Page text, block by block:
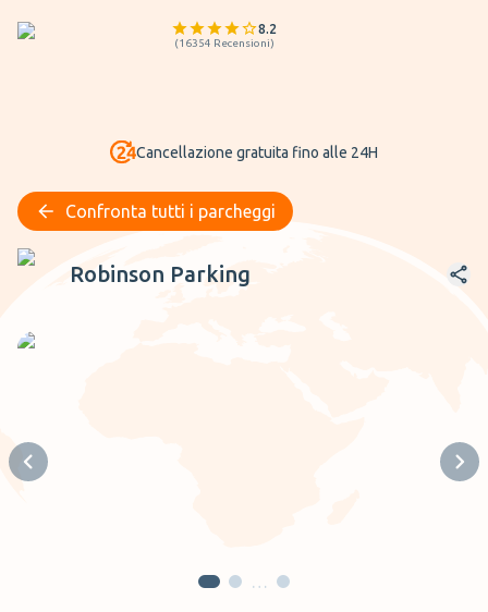
8.2
(16354 Recensioni)
Cancellazione gratuita fino alle 24H
Confronta tutti i parcheggi
Robinson Parking
Robinson Parking
Previous slide
…